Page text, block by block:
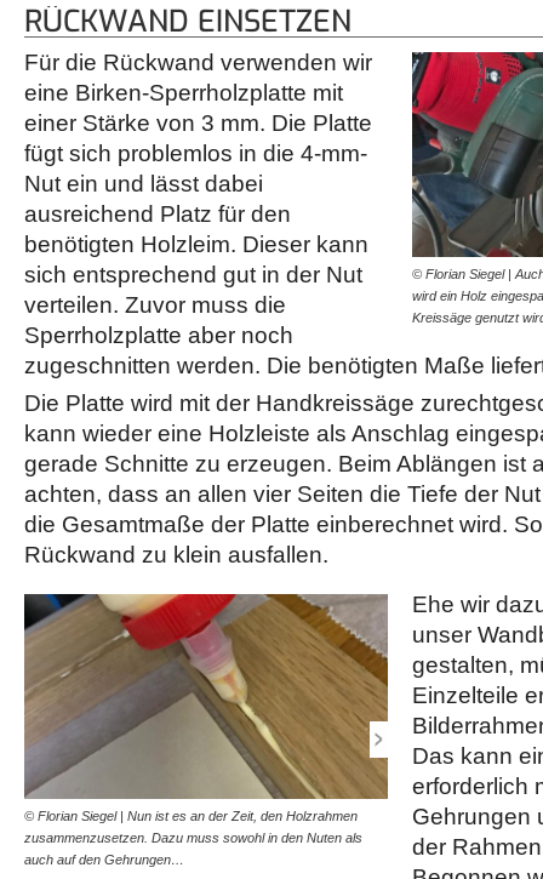
RÜCKWAND EINSETZEN
© Florian Siegel |
wird ein Holz
Kreissäge genutzt
Für die Rückwand verwenden wir
eine Birken-Sperrholzplatte mit
einer Stärke von 3 mm. Die Platte
fügt sich problemlos in die 4-mm-
Nut ein und lässt dabei
ausreichend Platz für den
benötigten Holzleim. Dieser kann
sich entsprechend gut in der Nut
verteilen. Zuvor muss die
Sperrholzplatte aber noch
zugeschnitten werden. Die benötigten Maße
Die Platte wird mit der Handkreissäge
kann wieder eine Holzleiste als Anschlag
gerade Schnitte zu erzeugen. Beim Ablängen ist
achten, dass an allen vier Seiten die Tiefe der
die Gesamtmaße der Platte einberechnet wird.
Rückwand zu klein ausfallen.
© Florian Siegel | Nun ist es an der Zeit, den Holzrahmen
zusammenzusetzen. Dazu muss sowohl in den Nuten als
auch auf den Gehrungen…
© Florian Siegel | Sobald
ausreichend Leim
Ganzes
Ehe wir
unser
gestalten,
Einzelteile
Das kann
erforderlich
Gehrungen
der